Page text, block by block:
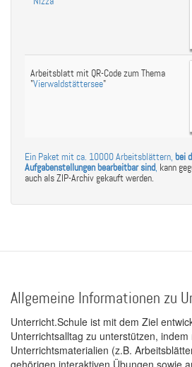
Arbeitsblatt mit QR-Code zum Thema
"Vierwaldstättersee"
Ein Paket mit ca. 10000 Arbeitsblättern, bei
Aufgabenstellungen bearbeitbar sind, kann
auch als ZIP-Archiv gekauft werden.
Allgemeine Informationen zu
Unterricht.Schule ist mit dem Ziel
Unterrichtsalltag zu unterstützen,
Unterrichtsmaterialien (z.B.
gehörigen interaktiven Übungen sowie